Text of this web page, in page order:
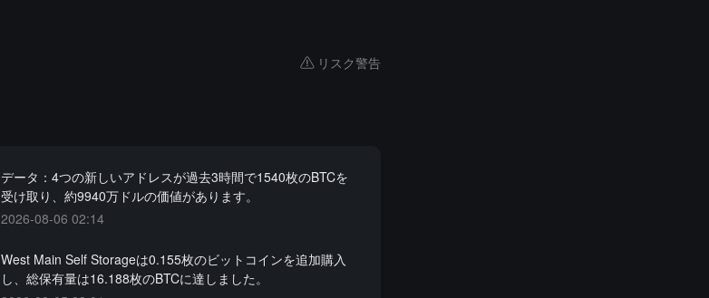
リスク警告
データ：4つの新しいアドレスが過去3時間で1540枚のBTCを
受け取り、約9940万ドルの価値があります。
2026-08-06 02:14
West Main Self Storageは0.155枚のビットコインを追加購入
し、総保有量は16.188枚のBTCに達しました。